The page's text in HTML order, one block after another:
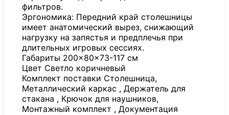
фильтров.
Эргономика: Передний край столешницы
имеет анатомический вырез, снижающий
нагрузку на запястья и предплечья при
длительных игровых сессиях.
Габариты 200×80×73-117 см
Цвет Светло коричневый
Комплект поставки Столешница,
Металлический каркас , Держатель для
стакана , Крючок для наушников,
Монтажный комплект , Документация